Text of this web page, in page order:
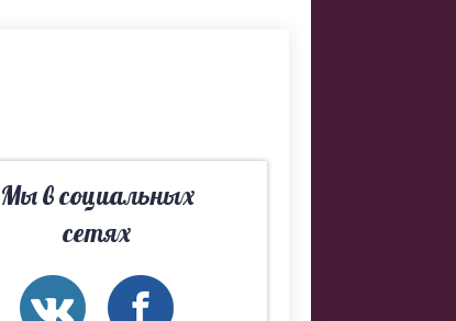
Мы в социальных
сетях